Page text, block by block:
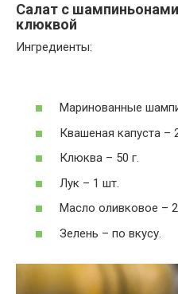
Салат с
клюквой
Ингредиенты:
Маринованные
Квашеная капуста –
Клюква – 50 г.
Лук – 1 шт.
Масло оливковое – 2
Зелень – по вкусу.